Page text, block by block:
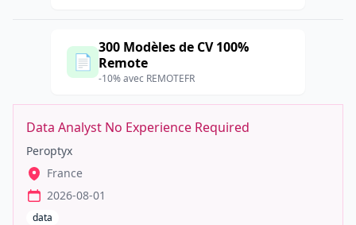
📄
300 Modèles de CV 100%
Remote
-10% avec REMOTEFR
Data Analyst No Experience Required
Peroptyx
France
2026-08-01
data